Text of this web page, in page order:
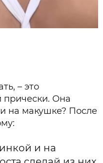
– это
прически. Она
на макушке? После
и на